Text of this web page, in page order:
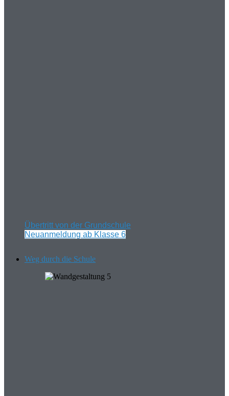
Übertritt von der Grundschule
Neuanmeldung ab Klasse 6
Weg durch die Schule